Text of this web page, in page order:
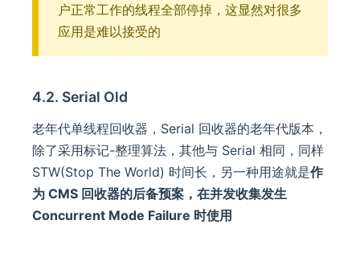
户正常工作的线程全部停掉，这显然对很多
应用是难以接受的
4.2. Serial Old
老年代单线程回收器，Serial 回收器的老年代版本，
除了采用标记-整理算法，其他与 Serial 相同，同样
STW(Stop The World) 时间长，另一种用途就是作
为 CMS 回收器的后备预案，在并发收集发生
Concurrent Mode Failure 时使用